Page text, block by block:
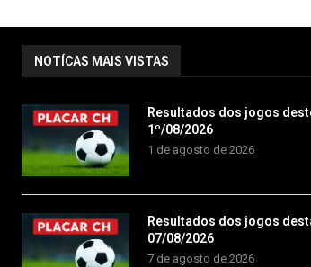
NOTÍCAS MAIS VISTAS
Resultados dos jogos
1º/08/2026
1 de agosto de 2026
Resultados dos jogos
07/08/2026
7 de agosto de 2026